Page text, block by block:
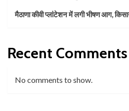
मैठाणा कीवी प्लांटेशन में लगी भीषण आग,
Recent Comments
No comments to show.